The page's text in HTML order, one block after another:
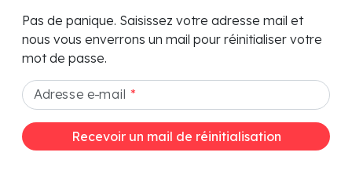
Pas de panique. Saisissez votre adresse mail et
nous vous enverrons un mail pour réinitialiser votre
mot de passe.
Adresse e-mail *
Recevoir un mail de réinitialisation